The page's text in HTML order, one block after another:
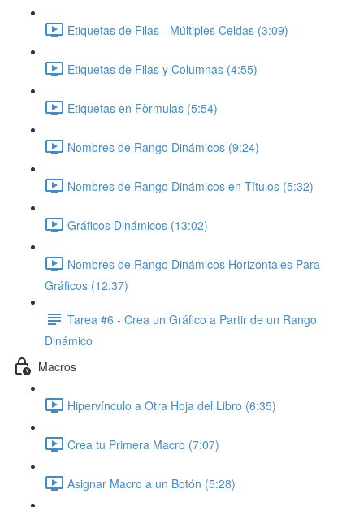
Etiquetas de Filas - Múltiples Celdas (3:09)
Etiquetas de Filas y Columnas (4:55)
Etiquetas en Fòrmulas (5:54)
Nombres de Rango Dinámicos (9:24)
Nombres de Rango Dinámicos en Títulos (5:32)
Gráficos Dinámicos (13:02)
Nombres de Rango Dinámicos Horizontales Para
Gráficos (12:37)
Tarea #6 - Crea un Gráfico a Partir de un Rango
Dinámico
Macros
Hipervínculo a Otra Hoja del Libro (6:35)
Crea tu Primera Macro (7:07)
Asignar Macro a un Botón (5:28)